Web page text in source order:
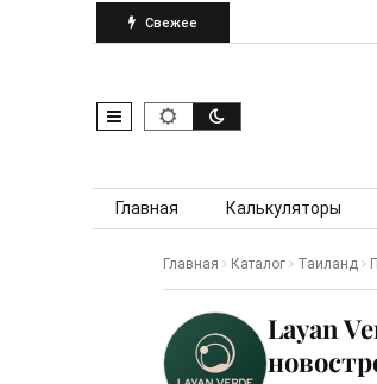
Свежее
Skip to content
Главная Калькуляторы
Главная Каталог Таиланд
Layan